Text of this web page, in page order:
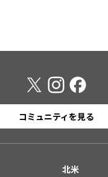
コミュニティを見る
北米